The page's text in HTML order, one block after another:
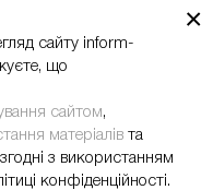
×
сайту inform-
що
сайтом,
матеріалів та
з використанням
конфіденційності.